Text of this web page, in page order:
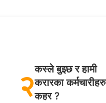
२कस्ले बुझ्छ र हामी
करारका
कहर ?